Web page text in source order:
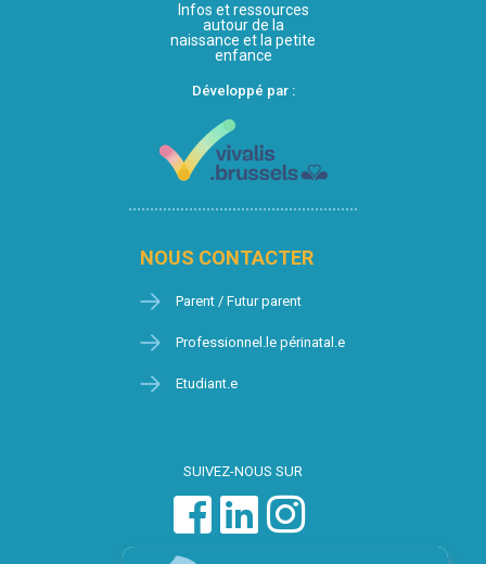
Infos et ressources
autour de la
naissance et la petite
enfance
Développé par :
NOUS CONTACTER
Parent / Futur parent
Professionnel.le périnatal.e
Etudiant.e
SUIVEZ-NOUS SUR